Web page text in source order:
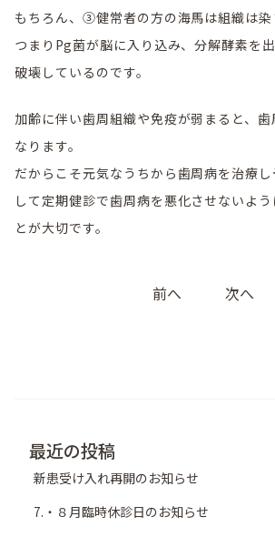
もちろん、③健常者の方の海馬は組織は染
つまりPg菌が脳に入り込み、分解酵素を
破壊しているのです。
加齢に伴い歯周組織や免疫が弱まると、歯
なります。
だからこそ元気なうちから歯周病を治療
して定期健診で歯周病を悪化させないよ
とが大切です。
前へ 次へ
最近の投稿
新患受け入れ再開のお知らせ
7.・８月臨時休診日のお知らせ